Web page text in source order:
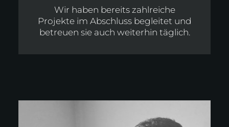
Wir haben bereits zahlreiche
Projekte im Abschluss begleitet und
betreuen sie auch weiterhin täglich.